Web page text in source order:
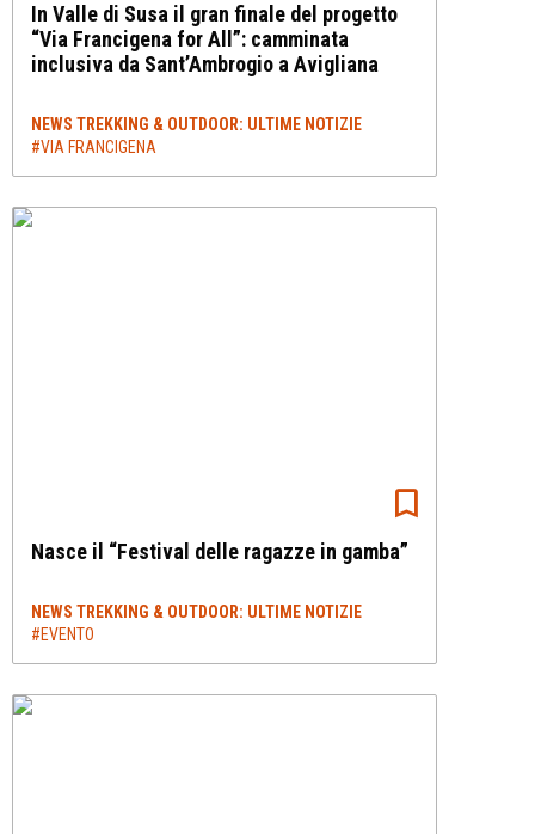
In Valle di Susa il gran finale del progetto
“Via Francigena for All”: camminata
inclusiva da Sant’Ambrogio a Avigliana
NEWS TREKKING & OUTDOOR: ULTIME NOTIZIE
#VIA FRANCIGENA
Nasce il “Festival delle ragazze in gamba”
NEWS TREKKING & OUTDOOR: ULTIME NOTIZIE
#EVENTO